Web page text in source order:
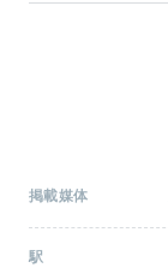
掲載媒体
駅